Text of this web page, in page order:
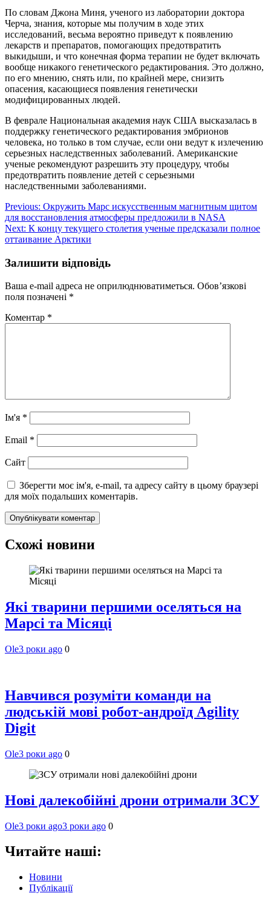
По словам Джона Миня, ученого из лаборатории доктора
Черча, знания, которые мы получим в ходе этих
исследований, весьма вероятно приведут к появлению
лекарств и препаратов, помогающих предотвратить
выкидыши, и что конечная форма терапии не будет включать
вообще никакого генетического редактирования. Это должно,
по его мнению, снять или, по крайней мере, снизить
опасения, касающиеся появления генетически
модифицированных людей.
В феврале Национальная академия наук США высказалась в
поддержку генетического редактирования эмбрионов
человека, но только в том случае, если они ведут к излечению
серьезных наследственных заболеваний. Американские
ученые рекомендуют разрешить эту процедуру, чтобы
предотвратить появление детей с серьезными
наследственными заболеваниями.
Навігація
записів
Previous: Окружить Марс искусственным магнитным щитом
для восстановления атмосферы предложили в NASA
Next: К концу текущего столетия ученые предсказали полное
оттаивание Арктики
Залишити відповідь
Ваша e-mail адреса не оприлюднюватиметься. Обов’язкові
поля позначені *
Коментар *
Ім'я *
Email *
Сайт
Зберегти моє ім'я, e-mail, та адресу сайту в цьому браузері
для моїх подальших коментарів.
Схожі новини
Які тварини першими оселяться на
Марсі та Місяці
Ole3 роки ago 0
Навчився розуміти команди на
людській мові робот-андроїд Agility
Digit
Ole3 роки ago 0
Нові далекобійні дрони отримали ЗСУ
Ole3 роки ago3 роки ago 0
Читайте наші:
Новини
Публікації